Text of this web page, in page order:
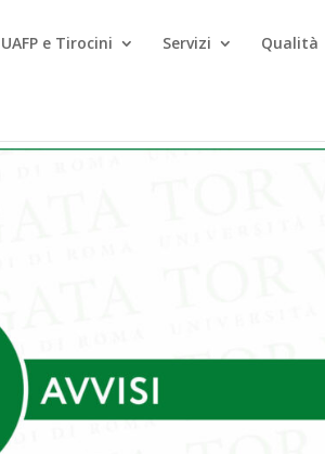
UAFP e Tirocini Servizi Qualità